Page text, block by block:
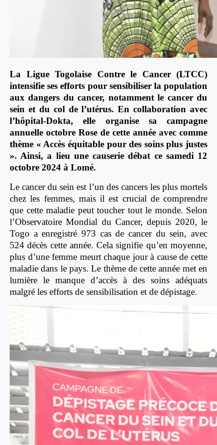
La Ligue Togolaise Contre le Cancer (LTCC)
intensifie ses efforts pour sensibiliser la population
aux dangers du cancer, notamment le cancer du
sein et du col de l’utérus. En collaboration avec
l’hôpital-Dokta, elle organise sa campagne
annuelle octobre Rose de cette année avec comme
thème « Accès équitable pour des soins plus justes
». Ainsi, a lieu une causerie débat ce samedi 12
octobre 2024 à Lomé.
Le cancer du sein est l’un des cancers les plus mortels
chez les femmes, mais il est crucial de comprendre
que cette maladie peut toucher tout le monde. Selon
l’Observatoire Mondial du Cancer, depuis 2020, le
Togo a enregistré 973 cas de cancer du sein, avec
524 décès cette année. Cela signifie qu’en moyenne,
plus d’une femme meurt chaque jour à cause de cette
maladie dans le pays. Le thème de cette année met en
lumière le manque d’accès à des soins adéquats
malgré les efforts de sensibilisation et de dépistage.